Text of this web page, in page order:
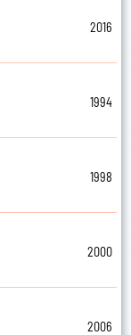
2016
1994
1998
2000
2006